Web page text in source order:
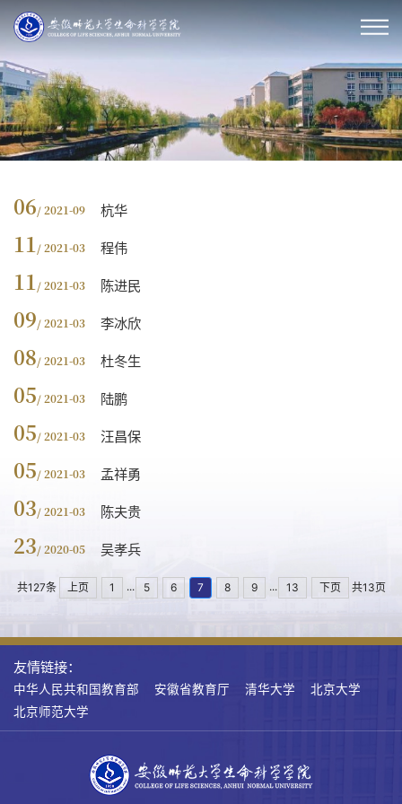
06/ 2021-09 杭华
11 / 2021-03 程伟
11 / 2021-03 陈进民
09/ 2021-03 李冰欣
08/ 2021-03 杜冬生
05/ 2021-03 陆鹏
05/ 2021-03 汪昌保
05/ 2021-03 孟祥勇
03/ 2021-03 陈夫贵
23/ 2020-05 吴孝兵
共127条 上页 1 ... 5 6 7 8 9 ... 13 下页 共13页
友情链接：
中华人民共和国教育部 安徽省教育厅 清华大学
北京大学
北京师范大学